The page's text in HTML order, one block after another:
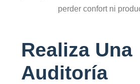
perder confort ni
Realiza Una
Auditoría